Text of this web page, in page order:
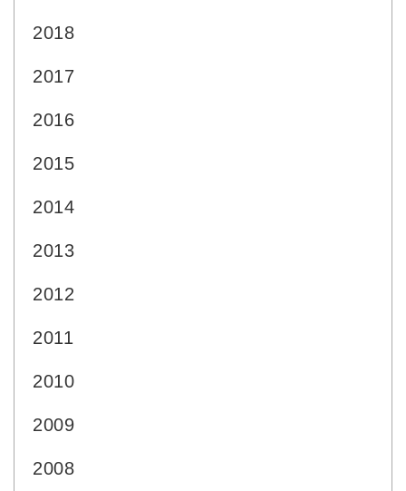
2018
2017
2016
2015
2014
2013
2012
2011
2010
2009
2008